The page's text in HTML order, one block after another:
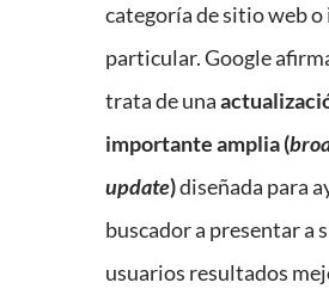
categoría de sitio web o
particular. Google
trata de una
importante amplia (
update)diseñada para
buscador a presentar a
usuarios resultados